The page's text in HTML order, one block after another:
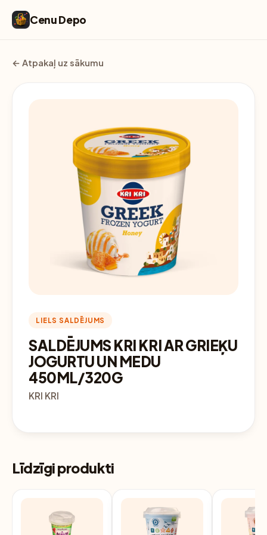
Cenu Depo
← Atpakaļ uz sākumu
LIELS SALDĒJUMS
SALDĒJUMS KRI KRI AR GRIEĶU
JOGURTU UN MEDU
450ML/320G
KRI KRI
Līdzīgi produkti